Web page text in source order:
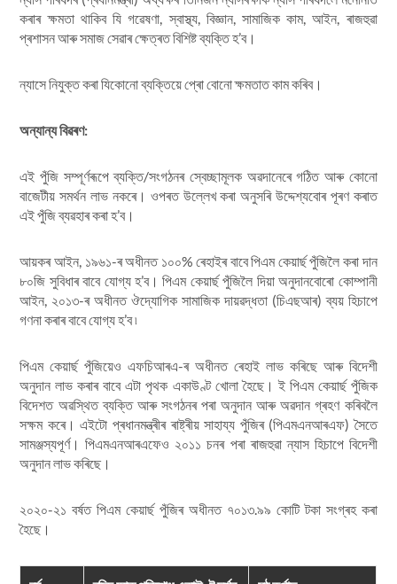
কৰাৰ ক্ষমতা থাকিব যি গৱেষণা, স্বাস্থ্য, বিজ্ঞান, সামাজিক কাম, আইন, ৰাজহুৱা
প্ৰশাসন আৰু সমাজ সেৱাৰ ক্ষেত্ৰত বিশিষ্ট ব্যক্তি হ’ব।
ন্যাসে নিযুক্ত কৰা যিকোনো ব্যক্তিয়ে প্ৰো বোনো ক্ষমতাত কাম কৰিব।
অন্যান্য বিৱৰণ:
এই পুঁজি সম্পূৰ্ণৰূপে ব্যক্তি/সংগঠনৰ স্বেচ্ছামূলক অৱদানেৰে গঠিত আৰু কোনো
বাজেটীয় সমৰ্থন লাভ নকৰে। ওপৰত উল্লেখ কৰা অনুসৰি উদ্দেশ্যবোৰ পূৰণ কৰাত
এই পুঁজি ব্যৱহাৰ কৰা হ’ব।
আয়কৰ আইন, ১৯৬১-ৰ অধীনত ১০০% ৰেহাইৰ বাবে পিএম কেয়াৰ্ছ পুঁজিলৈ কৰা দান
৮০জি সুবিধাৰ বাবে যোগ্য হ’ব। পিএম কেয়াৰ্ছ পুঁজিলৈ দিয়া অনুদানবোৰো কোম্পানী
আইন, ২০১৩-ৰ অধীনত ঔদ্যোগিক সামাজিক দায়ৱদ্ধতা (চিএছআৰ) ব্যয় হিচাপে
গণনা কৰাৰ বাবে যোগ্য হ’ব ৷
পিএম কেয়াৰ্ছ পুঁজিয়েও এফচিআৰএ-ৰ অধীনত ৰেহাই লাভ কৰিছে আৰু বিদেশী
অনুদান লাভ কৰাৰ বাবে এটা পৃথক একাউণ্ট খোলা হৈছে। ই পিএম কেয়াৰ্ছ পুঁজিক
বিদেশত অৱস্থিত ব্যক্তি আৰু সংগঠনৰ পৰা অনুদান আৰু অৱদান গ্ৰহণ কৰিবলৈ
সক্ষম কৰে। এইটো প্ৰধানমন্ত্ৰীৰ ৰাষ্ট্ৰীয় সাহায্য পুঁজিৰ (পিএমএনআৰএফ) সৈতে
সামঞ্জস্যপূৰ্ণ। পিএমএনআৰএফেও ২০১১ চনৰ পৰা ৰাজহুৱা ন্যাস হিচাপে বিদেশী
অনুদান লাভ কৰিছে।
২০২০-২১ বৰ্ষত পিএম কেয়াৰ্ছ পুঁজিৰ অধীনত ৭০১৩.৯৯ কোটি টকা সংগ্ৰহ কৰা
হৈছে।